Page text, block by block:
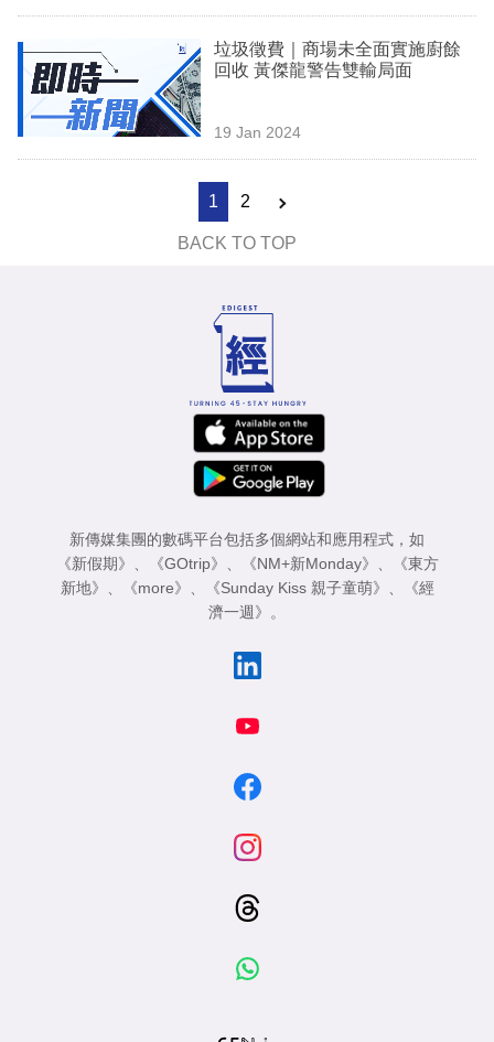
垃圾徵費｜商場未全面實施廚餘
回收 黃傑龍警告雙輸局面
19 Jan 2024
1 2
BACK TO TOP
新傳媒集團的數碼平台包括多個網站和應用程式，如
《新假期》 、 《GOtrip》 、 《NM+新Monday》 、
《東方
新地》 、 《more》 、 《Sunday Kiss 親子童萌》 、
《經
濟一週》 。